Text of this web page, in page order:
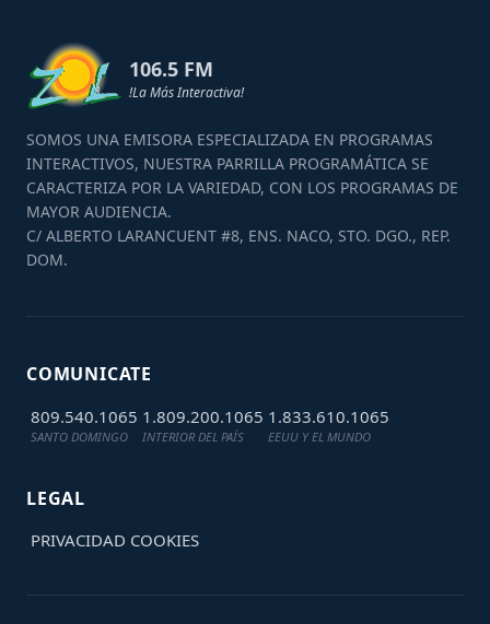
106.5 FM
!La Más Interactiva!
SOMOS UNA EMISORA ESPECIALIZADA EN PROGRAMAS
INTERACTIVOS, NUESTRA PARRILLA PROGRAMÁTICA SE
CARACTERIZA POR LA VARIEDAD, CON LOS PROGRAMAS DE
MAYOR AUDIENCIA.
C/ ALBERTO LARANCUENT #8, ENS. NACO, STO. DGO., REP.
DOM.
COMUNICATE
809.540.1065
SANTO DOMINGO
1.809.200.1065
INTERIOR DEL PAÍS
1.833.610.1065
EEUU Y EL MUNDO
LEGAL
PRIVACIDAD COOKIES